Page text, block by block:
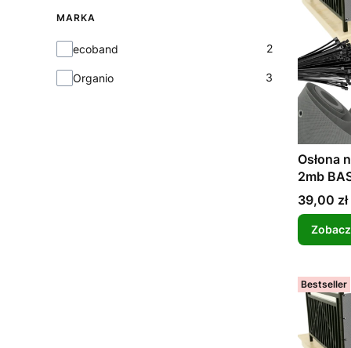
MARKA
Marka
ecoband 2
Organio 3
Osłona
2mb
Cena
39,00 zł
Bestseller